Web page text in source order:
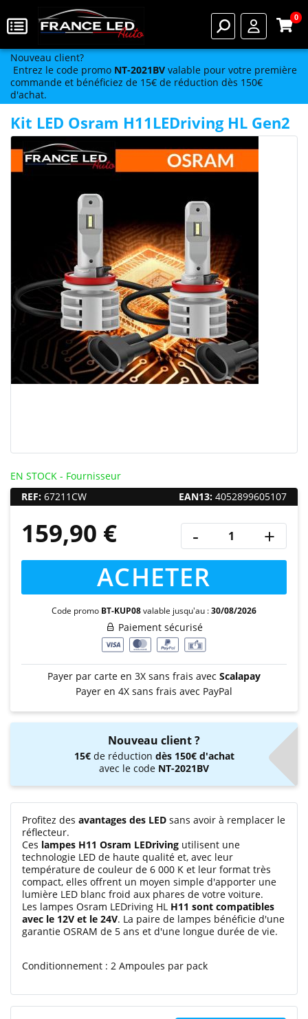
0
Nouveau client?
Entrez le code promo NT-2021BV valable pour votre première
commande et bénéficiez de 15€ de réduction dès 150€
d'achat.
Kit LED Osram H11LEDriving HL Gen2
EN STOCK - Fournisseur
REF: 67211CW EAN13: 4052899605107
159,90 € - +
ACHETER
Code promo BT-KUP08valable jusqu'au :30/08/2026
Paiement sécurisé
Payer par carte en 3X sans frais avec Scalapay
Payer en 4X sans frais avec PayPal
Nouveau client ?
15€de réduction dès 150€ d'achat
avec le code NT-2021BV
Profitez des avantages des LED sans avoir à remplacer le
réflecteur.
Ces lampes H11 Osram LEDriving utilisent une
technologie LED de haute qualité et, avec leur
température de couleur de 6 000 K et leur format très
compact, elles offrent un moyen simple d'apporter une
lumière LED blanc froid aux phares de votre voiture.
Les lampes Osram LEDriving HL H11 sont compatibles
avec le 12V et le 24V. La paire de lampes bénéficie d'une
garantie OSRAM de 5 ans et d'une longue durée de vie.
Conditionnement : 2 Ampoules par pack